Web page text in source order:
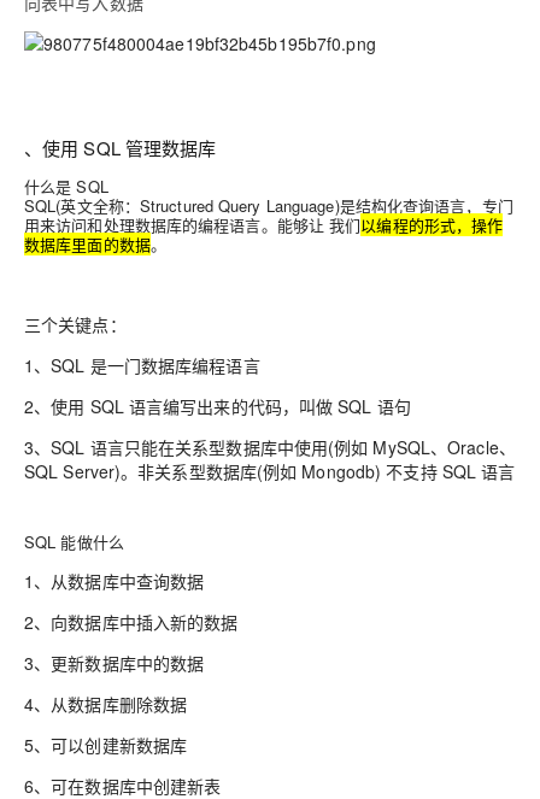
、使用 SQL 管理数据库
什么是 SQL
SQL(英文全称：Structured Query Language)是结构化查询语言，专门
用来访问和处理数据库的编程语言。能够让 我们以编程的形式，操作
数据库里面的数据。
三个关键点：
1、SQL 是一门数据库编程语言
2、使用 SQL 语言编写出来的代码，叫做 SQL 语句
3、SQL 语言只能在关系型数据库中使用(例如 MySQL、Oracle、
SQL Server)。非关系型数据库(例如 Mongodb) 不支持 SQL 语言
SQL 能做什么
1、从数据库中查询数据
2、向数据库中插入新的数据
3、更新数据库中的数据
4、从数据库删除数据
5、可以创建新数据库
6、可在数据库中创建新表